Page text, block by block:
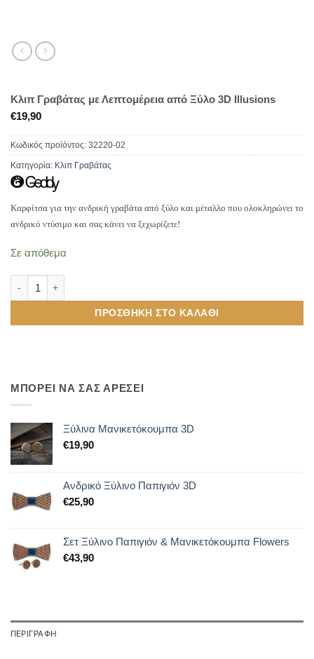
Κλιπ Γραβάτας με Λεπτομέρεια από Ξύλο 3D Illusions
€19,90
Κωδικός προϊόντος: 32220-02
Κατηγορία: Κλιπ Γραβάτας
Καρφίτσα για την ανδρική γραβάτα από ξύλο και μέταλλο που ολοκληρώνει το
ανδρικό ντύσιμο και σας κάνει να ξεχωρίζετε!
Σε απόθεμα
ΠΡΟΣΘΉΚΗ ΣΤΟ ΚΑΛΆΘΙ
ΜΠΟΡΕΙ ΝΑ ΣΑΣ ΑΡΕΣΕΙ
Ξύλινα Μανικετόκουμπα 3D
€19,90
Ανδρικό Ξύλινο Παπιγιόν 3D
€25,90
Σετ Ξύλινο Παπιγιόν & Μανικετόκουμπα Flowers
€43,90
ΠΕΡΙΓΡΑΦΉ